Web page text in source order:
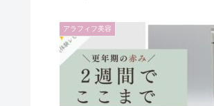
アラフィフ美容